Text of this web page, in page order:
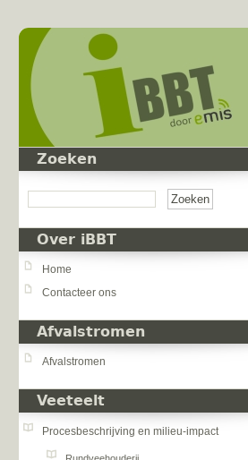
Zoeken
Over iBBT
Home
Contacteer ons
Afvalstromen
Afvalstromen
Veeteelt
Procesbeschrijving en milieu-impact